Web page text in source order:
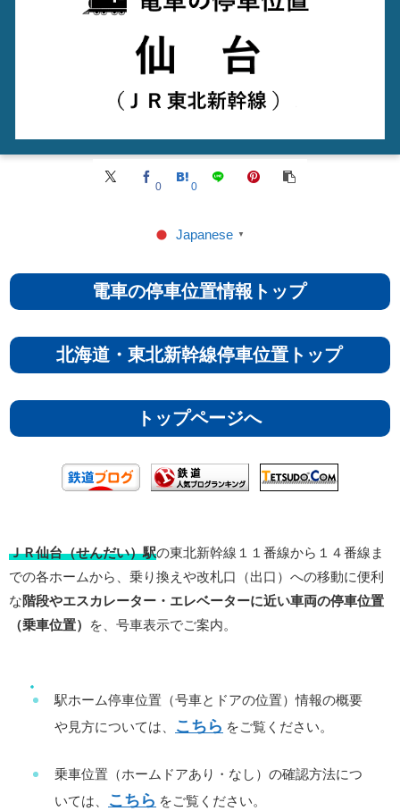
0 0
Japanese ▼
電車の停車位置情報トップ
北海道・東北新幹線停車位置トップ
トップページへ
ＪＲ仙台（せんだい）駅の東北新幹線１１番線から１４番線ま
での各ホームから、乗り換えや改札口（出口）への移動に便利
な階段やエスカレーター・エレベーターに近い車両の停車位置
（乗車位置）
を、号車表示でご案内。
駅ホーム停車位置（号車とドアの位置）情報の概要
や見方については、
こちら をご覧ください。
乗車位置（ホームドアあり・なし）の確認方法につ
いては、
こちら をご覧ください。